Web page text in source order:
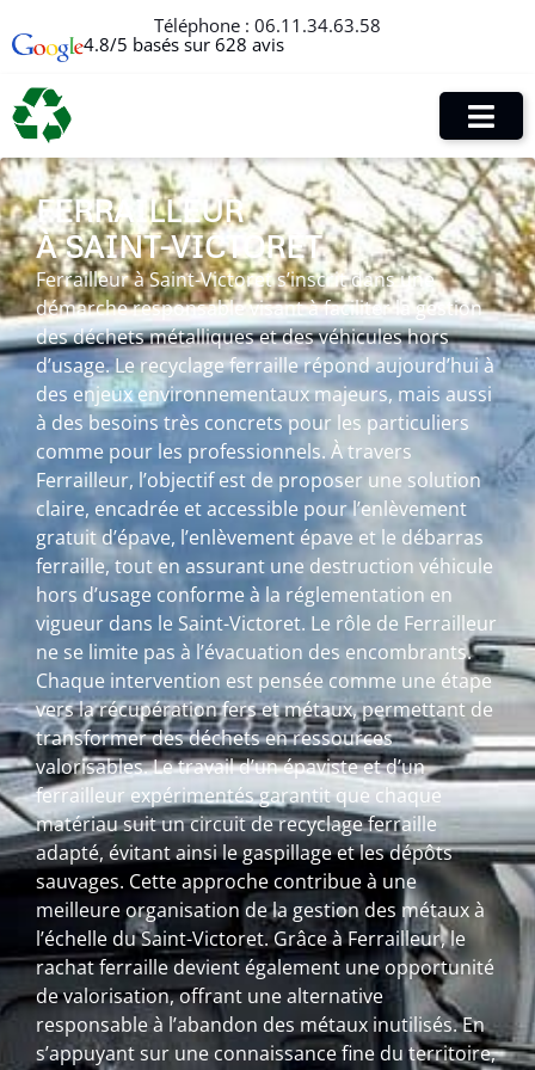
Téléphone : 06.11.34.63.58
4.8/5 basés sur 628 avis
FERRAILLEUR
À SAINT-VICTORET
Ferrailleur à Saint-Victoret s’inscrit dans une
démarche responsable visant à faciliter la gestion
des déchets métalliques et des véhicules hors
d’usage. Le recyclage ferraille répond aujourd’hui à
des enjeux environnementaux majeurs, mais aussi
à des besoins très concrets pour les particuliers
comme pour les professionnels. À travers
Ferrailleur, l’objectif est de proposer une solution
claire, encadrée et accessible pour l’enlèvement
gratuit d’épave, l’enlèvement épave et le débarras
ferraille, tout en assurant une destruction véhicule
hors d’usage conforme à la réglementation en
vigueur dans le Saint-Victoret. Le rôle de Ferrailleur
ne se limite pas à l’évacuation des encombrants.
Chaque intervention est pensée comme une étape
vers la récupération fers et métaux, permettant de
transformer des déchets en ressources
valorisables. Le travail d’un épaviste et d’un
ferrailleur expérimentés garantit que chaque
matériau suit un circuit de recyclage ferraille
adapté, évitant ainsi le gaspillage et les dépôts
sauvages. Cette approche contribue à une
meilleure organisation de la gestion des métaux à
l’échelle du Saint-Victoret. Grâce à Ferrailleur, le
rachat ferraille devient également une opportunité
de valorisation, offrant une alternative
responsable à l’abandon des métaux inutilisés. En
s’appuyant sur une connaissance fine du territoire,